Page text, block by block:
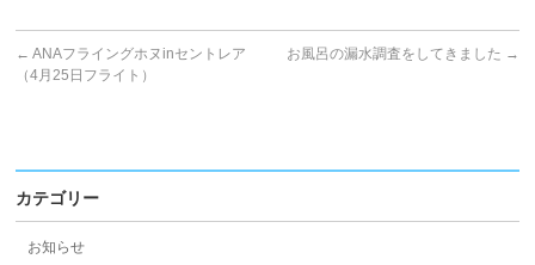
← ANAフライングホヌinセントレア
（4月25日フライト）
お風呂の漏水調査をしてきました →
カテゴリー
お知らせ